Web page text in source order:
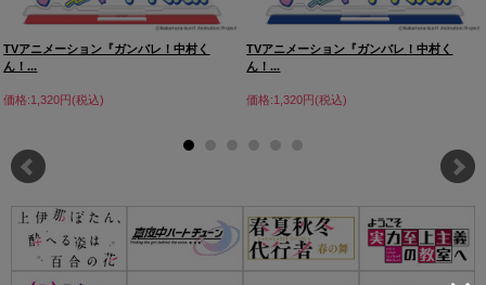
TVアニメーション『ガンバレ！中村く
ん！...
価格:1,320円(税込)
TVアニメーション『ガンバレ！中村く
ん！...
価格:1,320円(税込)